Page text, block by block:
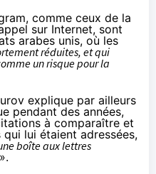
comme ceux de la
sur Internet, sont
arabes unis, où les
réduites, et qui
un risque pour la
explique par ailleurs
pendant des années,
à comparaître et
lui étaient adressées,
boîte aux lettres
».